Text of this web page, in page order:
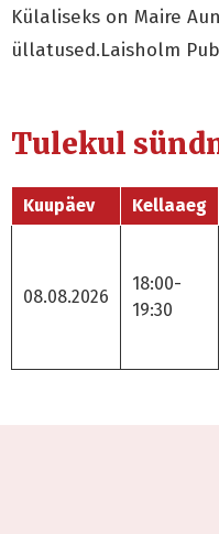
Külaliseks on Maire
üllatused.Laisholm
Tulekul
Kuupäev Kellaaeg
08.08.2026
18:00-
19:30